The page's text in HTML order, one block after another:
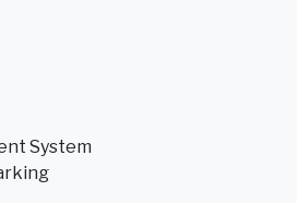
System